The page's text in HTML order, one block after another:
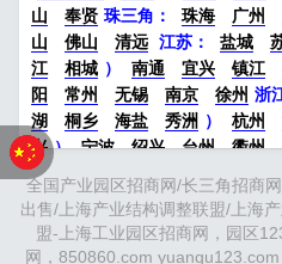
察 135
山
奉贤 珠三角： 珠海 广州
山
佛山 清远 江苏 ： 盐城
江
相城 ） 南通 宜兴 镇江
阳
常州 无锡 南京 徐州 浙
湖
桐乡 海盐 秀洲 ） 杭州
兴 ） 宁波 绍兴 台州 衢州
湖
滁州 马鞍山 六安 淮南
阳
新密 武汉 宜昌 襄阳 重
湘潭
西安 京津冀鲁： 北京
厂
永清 三河 霸州 ） 保定 （
全国产业园区招商网/长三角招商
出售/上海产业结构调整联盟/上海
盟-上海工业园区招商网，园区
网，850860.com